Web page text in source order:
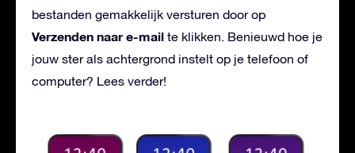
bestanden gemakkelijk versturen door op
Verzenden naar e-mail te klikken. Benieuwd hoe je
jouw ster als achtergrond instelt op je telefoon of
computer? Lees verder!